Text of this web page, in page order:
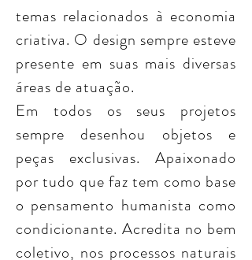
temas relacionados à economia
criativa. O design sempre esteve
presente em suas mais diversas
áreas de atuação.
Em todos os seus projetos
sempre desenhou objetos e
peças exclusivas. Apaixonado
por tudo que faz tem como base
o pensamento humanista como
condicionante. Acredita no bem
coletivo, nos processos naturais